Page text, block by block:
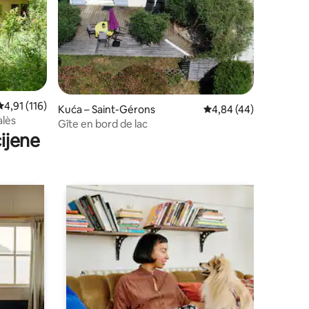
ocjena: 4,91/5, recenzija: 116
4,91 (116)
Kuća – Saint-Gérons Prosječna ocjena:
4,84 (44)
Gîte en bord de lac